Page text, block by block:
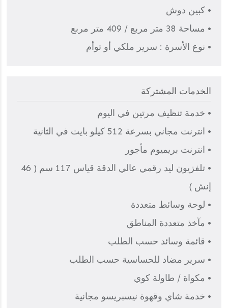
• كبين دوش
• مساحة 38 متر مربع / 409 متر مربع
• نوع الأسرة : سرير ملكي أو توأم
الخدمات المشتركة
• خدمة تنظيف مرتين في اليوم
• انترنت مجاني بسرعة 512 كيلو بايت في الثانية
• انترنت بريميوم مأجور
• تلفزيون ليد رقمي عالي الدقة قياس 117 سم ( 46
إنش )
• لوحة وسائط متعددة
• مآخذ متعددة المناطق
• قائمة وسائد حسب الطلب
• سرير مضاد للحساسية حسب الطلب
• مكواة / طاولة كوي
• خدمة شاي وقهوة نيسبريسو مجانية